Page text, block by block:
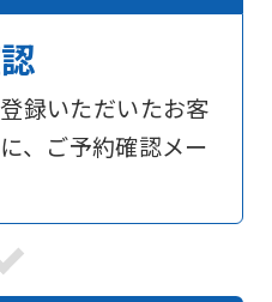
録いただいたお客
、ご予約確認メー